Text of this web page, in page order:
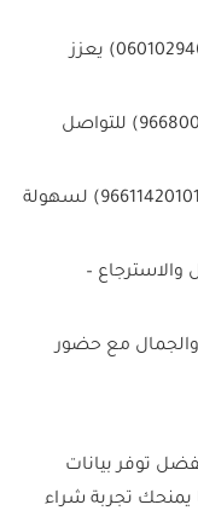
تصريح رسمي للتجارة الإلكترونية رقم (060102946) يعزز
يوفر رقم خدمة عملاء مباشر (9668003050015) للتواصل
دعم إضافي عبر الواتساب على الرقم (966114201015) لسهولة
–
مع حضور
توفر بيانات
يمنحك تجربة شراء